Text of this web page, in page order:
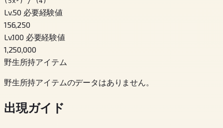
Lv.50 必要経験値
156,250
Lv.100 必要経験値
1,250,000
野生所持アイテム
野生所持アイテムのデータはありません。
出現ガイド